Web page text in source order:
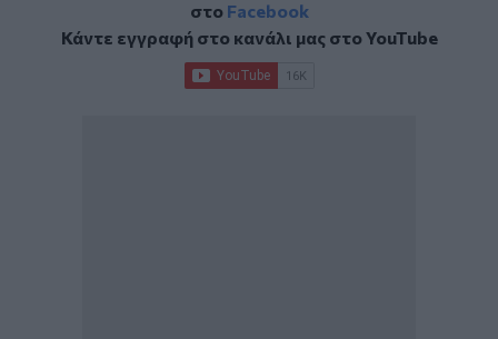
στο Facebook
Κάντε εγγραφή στο κανάλι μας στοYouTube